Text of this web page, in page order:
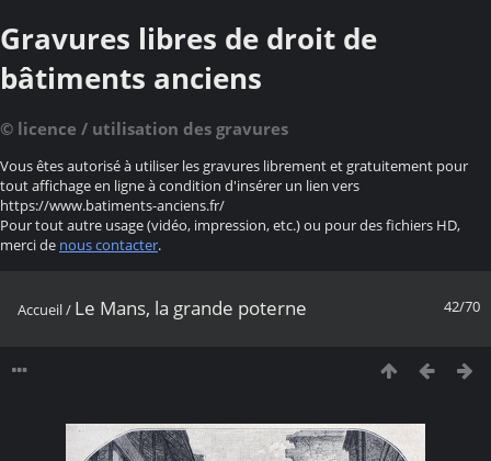
Gravures libres de droit de
bâtiments anciens
© licence / utilisation des gravures
Vous êtes autorisé à utiliser les gravures librement et gratuitement pour
tout affichage en ligne à condition d'insérer un lien vers
https://www.batiments-anciens.fr/
Pour tout autre usage (vidéo, impression, etc.) ou pour des fichiers HD,
merci de nous contacter.
42/70
Accueil/ Le Mans, la grande poterne